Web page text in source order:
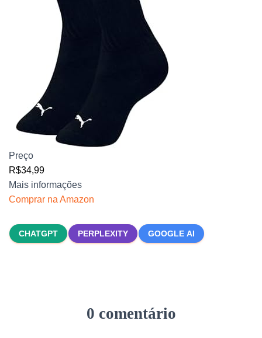
Preço
R$34,99
Mais informações
Comprar na Amazon
CHATGPT PERPLEXITY GOOGLE AI
0 comentário